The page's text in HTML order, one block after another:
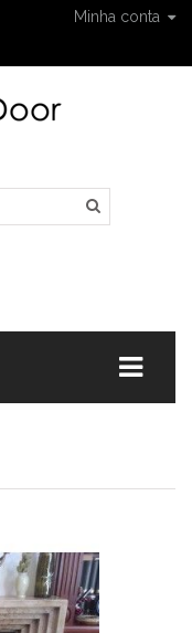
Minha conta